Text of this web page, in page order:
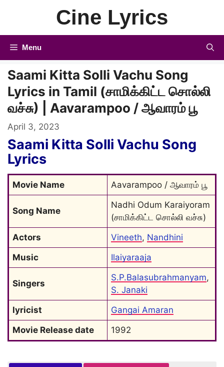
Cine Lyrics
Menu
Saami Kitta Solli Vachu Song
Lyrics in Tamil (சாமிக்கிட்ட சொல்லி
வச்சு) | Aavarampoo / ஆவாரம் பூ
April 3, 2023
Saami Kitta Solli Vachu Song
Lyrics
Movie Name Aavarampoo / ஆவாரம் பூ
Song Name
Nadhi Odum Karaiyoram
(சாமிக்கிட்ட சொல்லி வச்சு)
Actors
Vineeth, Nandhini
Music
Ilaiyaraaja
Singers
S.P.Balasubrahmanyam
S. Janaki
lyricist
Gangai Amaran
Movie Release date
1992